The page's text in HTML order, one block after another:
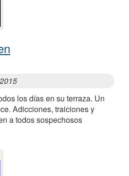
los días en su terraza. Un
Adicciones, traiciones y
a todos sospechosos